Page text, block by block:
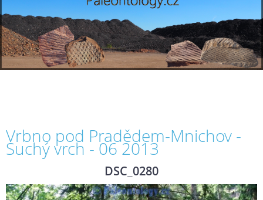
Vrbno pod Pradědem-Mnichov -
Suchý vrch - 06 2013
DSC_0280